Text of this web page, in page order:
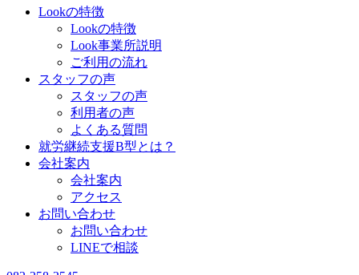
Lookの特徴
Lookの特徴
Look事業所説明
ご利用の流れ
スタッフの声
スタッフの声
利用者の声
よくある質問
就労継続支援B型とは？
会社案内
会社案内
アクセス
お問い合わせ
お問い合わせ
LINEで相談